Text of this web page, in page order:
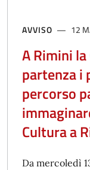
AVVISO 12
A Rimini
partenza i
percorso
Cultura a
Da mercoledì